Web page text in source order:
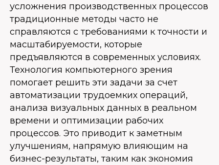
усложнения производственных процессов
традиционные методы часто не
справляются с требованиями к точности и
масштабируемости, которые
предъявляются в современных условиях.
Технология компьютерного зрения
помогает решить эти задачи за счет
автоматизации трудоемких операций,
анализа визуальных данных в реальном
времени и оптимизации рабочих
процессов. Это приводит к заметным
улучшениям, напрямую влияющим на
бизнес-результаты, таким как экономия